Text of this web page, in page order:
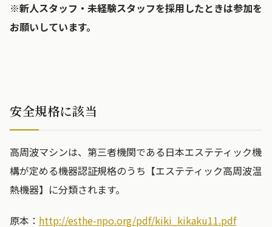
※新人スタッフ・未経験スタッフを採用したときは参加を
お願いしています。
安全規格に該当
高周波マシンは、第三者機関である日本エステティック機
構が定める機器認証規格のうち【エステティック高周波温
熱機器】に分類されます。
原本： http://esthe-npo.org/pdf/kiki_kikaku11.pdf